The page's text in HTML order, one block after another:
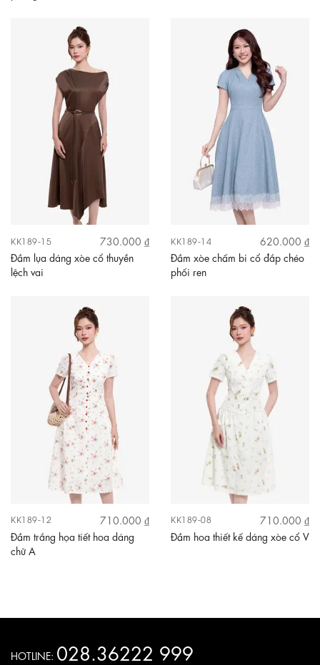
KK189-15
730.000 ₫
Đầm lụa dáng xòe cổ thuyền
lệch vai
KK189-14
620.000 ₫
Đầm xòe chấm bi cổ đắp chéo
phối ren
KK189-12
710.000 ₫
Đầm trắng họa tiết hoa dáng
chữ A
KK189-08
710.000 ₫
Đầm hoa thiết kế dáng xòe cổ V
HOTLINE: 028.36222 999